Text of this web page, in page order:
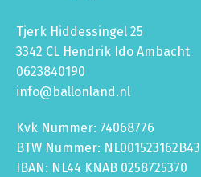
Tjerk Hiddessingel 25
3342 CL Hendrik Ido Ambacht
0623840190
info@ballonland.nl
Kvk Nummer: 74068776
BTW Nummer: NL001523162B43
IBAN: NL44 KNAB 0258725370